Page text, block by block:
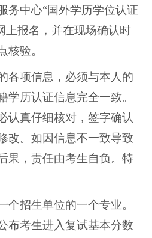
务中心“国外学历学位认证
上报名，并在现场确认时
核验。
项信息，必须与本人的
学历认证信息完全一致。
认真仔细核对，签字确认
改。如因信息不一致导致
果，责任由考生自负。特
招生单位的一个专业。
布考生进入复试基本分数